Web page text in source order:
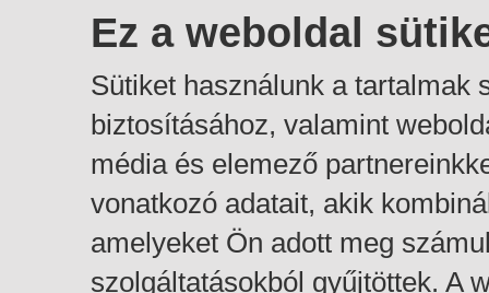
Ez a weboldal
Sütiket használunk a tartalmak
biztosításához, valamint
média és elemező
vonatkozó adatait, akik
amelyeket Ön adott meg
szolgáltatásokból gyűjtöttek. A